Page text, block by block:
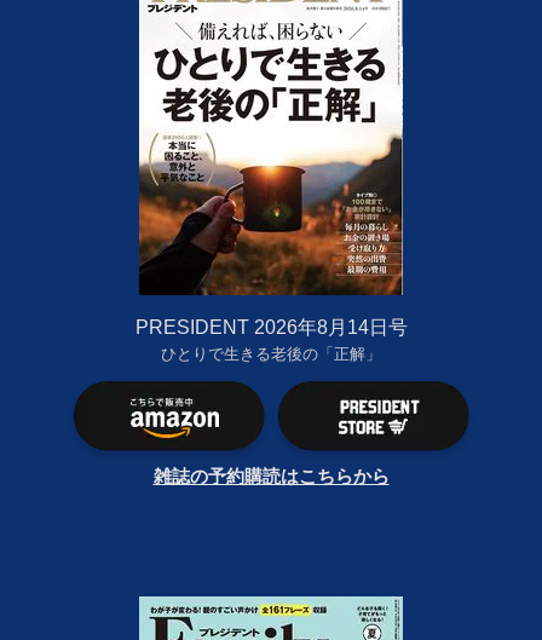
PRESIDENT 2026年8月14日号
ひとりで生きる老後の「正解」
雑誌の予約購読はこちらから